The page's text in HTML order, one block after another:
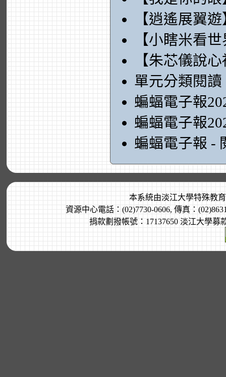
【逍遙展翼
【小瞎米看
【朱芯儀說
單元分類閱讀
蝙蝠電子報
蝙蝠電子報
蝙蝠電子報 -
本系統由淡江大學特殊教
資源中心電話：(02)7730-0606, 傳真：
捐款劃撥帳號：17137650 淡江大學